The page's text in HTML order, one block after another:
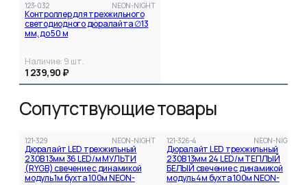
123-032 NEON-NIGHT
Контроллер для трехжильного
светодиодного дюралайта ∅13
мм, до 50 м
Наличие: 9 шт.
1 239,90 ₽
Сопутствующие товары
121-329 NEON-NIGHT
Дюралайт LED трехжильный
230В 13мм 36 LED/м МУЛЬТИ
(RYGB) свечение с динамикой
модуль 1м бухта 100м NEON-
121-326-4 NEON-NIGHT
Дюралайт LED трехжильный
230В 13мм 24 LED/м ТЕПЛЫЙ
БЕЛЫЙ свечение с динамикой
модуль 4м бухта 100м NEON-